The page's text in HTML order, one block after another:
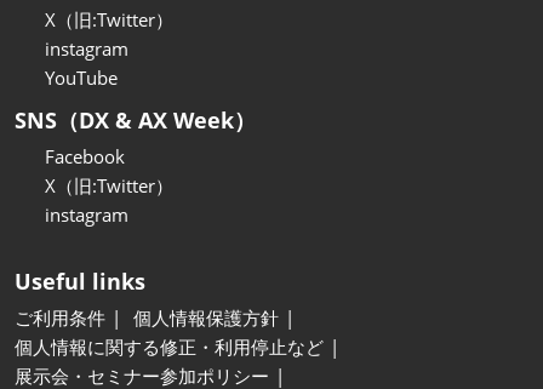
X（旧:Twitter）
instagram
YouTube
SNS（DX & AX Week）
Facebook
X（旧:Twitter）
instagram
Useful links
ご利用条件
個人情報保護方針
個人情報に関する修正・利用停止など
展示会・セミナー参加ポリシー